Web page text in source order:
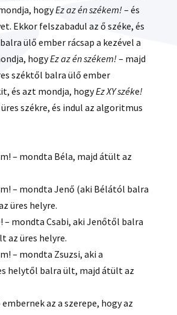
hogyEz az én székem! – és
Ekkor felszabadul az ő széke, és
ülő ember rácsap a kezével a
hogyEz az én székem! – majd
széktől balra ülő ember
és azt mondja, hogyEz XY széke!
üres székre, és indul az algoritmus
– mondta Béla, majd átült az
– mondta Jenő (aki Bélától balra
üres helyre.
– mondta Csabi, aki Jenőtől balra
az üres helyre.
– mondta Zsuzsi, aki a
helytől balra ült, majd átült az
az a szerepe, hogy az